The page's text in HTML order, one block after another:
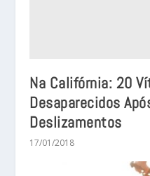
Na Califórnia: 20
Desaparecidos
Deslizamentos
17/01/2018